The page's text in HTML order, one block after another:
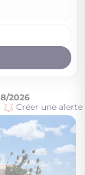
2026
Créer une alerte